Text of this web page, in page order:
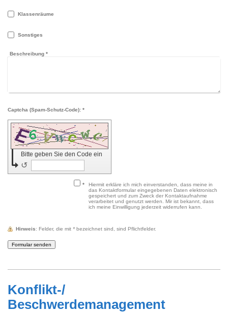
Klassenräume
Sonstiges
Beschreibung*
Captcha (Spam-Schutz-Code): *
Bitte geben Sie den Code ein
↺
*
Hiermit erkläre ich mich einverstanden, dass meine in
das Kontaktformular eingegebenen Daten elektronisch
gespeichert und zum Zweck der Kontaktaufnahme
verarbeitet und genutzt werden. Mir ist bekannt, dass
ich meine Einwilligung jederzeit widerrufen kann.
Hinweis : Felder, die mit * bezeichnet sind, sind Pflichtfelder.
Konflikt-/
Beschwerdemanagement